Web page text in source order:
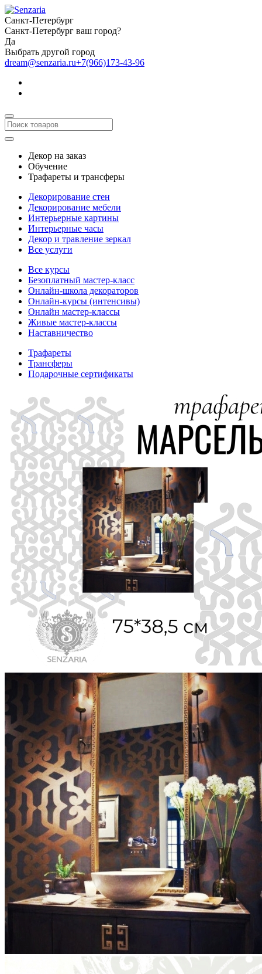
Санкт-Петербург
Санкт-Петербург ваш город?
Да
Выбрать другой город
dream@senzaria.ru+7(966)173-43-96
Декор на заказ
Обучение
Трафареты и трансферы
Декорирование стен
Декорирование мебели
Интерьерные картины
Интерьерные часы
Декор и травление зеркал
Все услуги
Все курсы
Безоплатный мастер-класс
Онлайн-школа декораторов
Онлайн-курсы (интенсивы)
Онлайн мастер-классы
Живые мастер-классы
Наставничество
Трафареты
Трансферы
Подарочные сертификаты